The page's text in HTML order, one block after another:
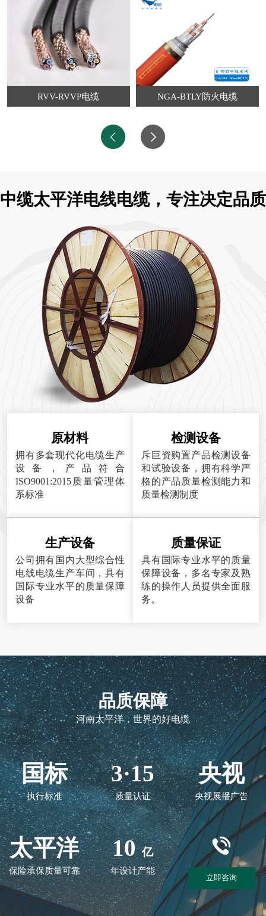
RVV-RVVP电缆 NGA-BTLY防火电缆
中缆太平洋电线电缆，专注决定品质
原材料
拥有多套现代化电缆生产
设备，产品符合
ISO9001:2015质量管理体
系标准
检测设备
斥巨资购置产品检测设备
和试验设备，拥有科学严
格的产品质量检测能力和
质量检测制度
生产设备
公司拥有国内大型综合性
电线电缆生产车间，具有
国际专业水平的质量保障
设备
质量保证
具有国际专业水平的质量
保障设备，多名专家及熟
练的操作人员提供全面服
务。
品质保障
河南太平洋，世界的好电缆
国标
执行标准
3·15
质量认证
央视
央视展播广告
太平洋
保险承保质量可靠
10 亿
年设计产能
立即咨询